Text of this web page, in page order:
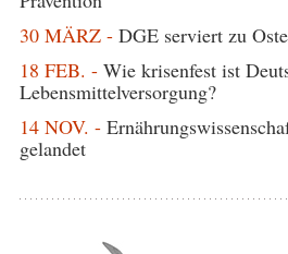
30 MÄRZ - DGE serviert zu
18 FEB. - Wie krisenfest ist
Lebensmittelversorgung?
14 NOV. -
gelandet